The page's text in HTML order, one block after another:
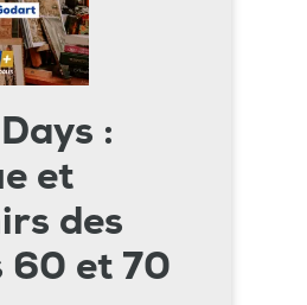
:
et
des
60 et 70